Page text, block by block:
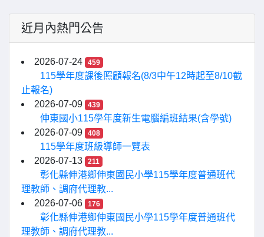
近月內熱門公告
2026-07-24 459
115學年度課後照顧報名(8/3中午12時起至8/10截
止報名)
2026-07-09
439
伸東國小115學年度新生電腦編班結果(含學號)
2026-07-09
408
115學年度班級導師一覽表
2026-07-13
211
彰化縣伸港鄉伸東國民小學115學年度普通班代
理教師、調府代理教...
2026-07-06
176
彰化縣伸港鄉伸東國民小學115學年度普通班代
理教師、調府代理教...